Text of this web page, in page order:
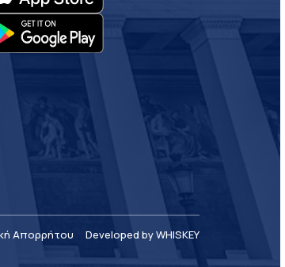
Απορρήτου Developed by WHISKEY